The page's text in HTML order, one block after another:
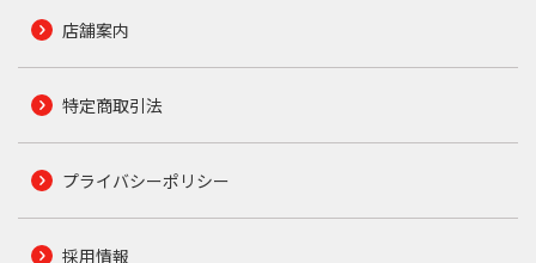
店舗案内
特定商取引法
プライバシーポリシー
採用情報